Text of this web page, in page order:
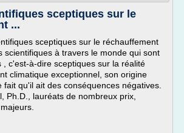
sceptiques sur le
...
sceptiques sur le réchauffement
scientifiques à travers le monde qui sont
, c'est-à-dire sceptiques sur la réalité
climatique exceptionnel, son origine
fait qu'il ait des conséquences négatives.
Ph.D., lauréats de nombreux prix,